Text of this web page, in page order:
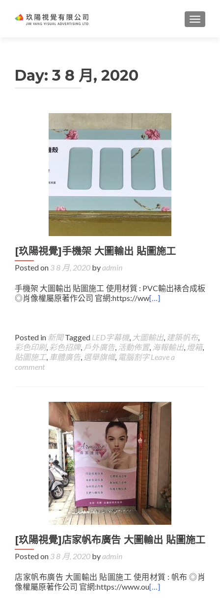
Day: 3 8 月, 2020
[玖陽視覺]手機架 大圖輸出 貼圖施工
Posted on 3 8 月, 2020 byadmin
手機架 大圖輸出 貼圖施工 使用材質 : PVC輸出裱合成板
◎肖像權屬原著作公司 官網:https://ww[…]
Posted in 新聞 Tagged LED字幕機, 大圖輸出, 建築帆布,
彩色印刷, 彩色招牌, 戶外廣告, 活動佈置, 海報輸出, 燈箱,
貼圖施工, 車體廣告, 選舉旗幟, 電腦割字 Leave a
comment
[玖陽視覺]店家帆布廣告 大圖輸出 貼圖施工
Posted on 3 8 月, 2020 byadmin
店家帆布廣告 大圖輸出 貼圖施工 使用材質 : 帆布 ◎肖
像權屬原著作公司 官網:https://www.ou[…]